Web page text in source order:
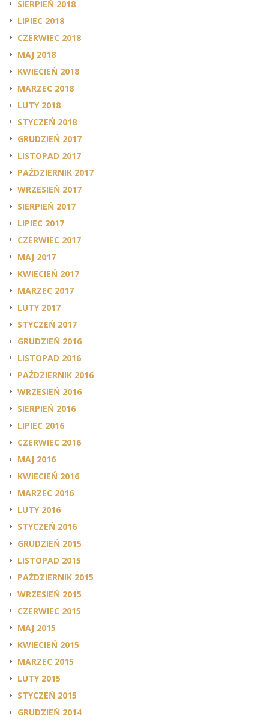
SIERPIEŃ 2018
LIPIEC 2018
CZERWIEC 2018
MAJ 2018
KWIECIEŃ 2018
MARZEC 2018
LUTY 2018
STYCZEŃ 2018
GRUDZIEŃ 2017
LISTOPAD 2017
PAŹDZIERNIK 2017
WRZESIEŃ 2017
SIERPIEŃ 2017
LIPIEC 2017
CZERWIEC 2017
MAJ 2017
KWIECIEŃ 2017
MARZEC 2017
LUTY 2017
STYCZEŃ 2017
GRUDZIEŃ 2016
LISTOPAD 2016
PAŹDZIERNIK 2016
WRZESIEŃ 2016
SIERPIEŃ 2016
LIPIEC 2016
CZERWIEC 2016
MAJ 2016
KWIECIEŃ 2016
MARZEC 2016
LUTY 2016
STYCZEŃ 2016
GRUDZIEŃ 2015
LISTOPAD 2015
PAŹDZIERNIK 2015
WRZESIEŃ 2015
CZERWIEC 2015
MAJ 2015
KWIECIEŃ 2015
MARZEC 2015
LUTY 2015
STYCZEŃ 2015
GRUDZIEŃ 2014